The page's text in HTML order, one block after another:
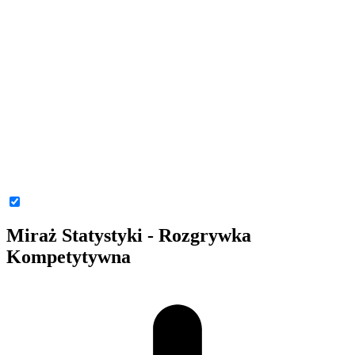
Miraż Statystyki - Rozgrywka
Kompetytywna